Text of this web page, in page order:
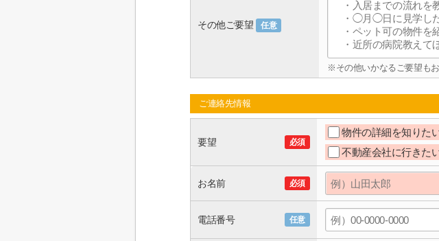
その他ご要望 任意
※その他いかなるご要望も
ご連絡先情報
要望 必須
物件の詳細を知りた
不動産会社に行きた
お名前 必須
電話番号 任意